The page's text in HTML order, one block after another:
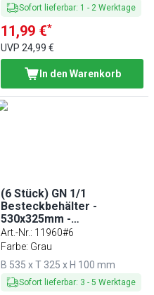
Sofort lieferbar: 1 - 2 Werktage
11,99 €*
UVP24,99 €
In den Warenkorb
(6 Stück) GN 1/1
Besteckbehälter -
530x325mm -
Polypropylen - 6 Fächer
Art.-Nr.: 11960#6
Farbe: Grau
B 535 x T 325 x H 100 mm
Sofort lieferbar: 3 -5 Werktage